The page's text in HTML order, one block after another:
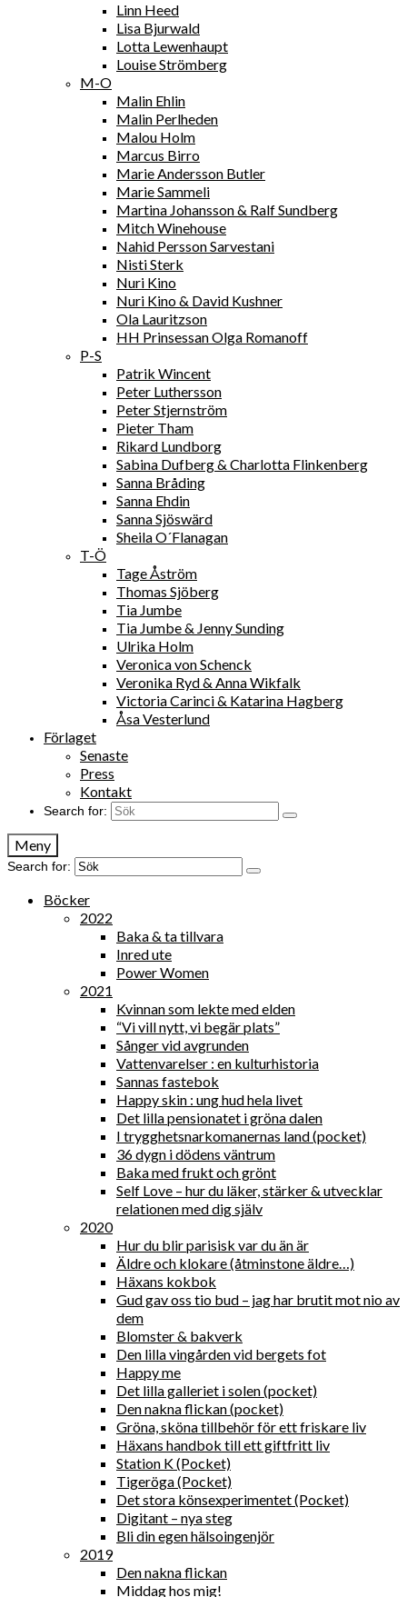
Linn Heed
Lisa Bjurwald
Lotta Lewenhaupt
Louise Strömberg
M-O
Malin Ehlin
Malin Perlheden
Malou Holm
Marcus Birro
Marie Andersson Butler
Marie Sammeli
Martina Johansson & Ralf Sundberg
Mitch Winehouse
Nahid Persson Sarvestani
Nisti Sterk
Nuri Kino
Nuri Kino & David Kushner
Ola Lauritzson
HH Prinsessan Olga Romanoff
P-S
Patrik Wincent
Peter Luthersson
Peter Stjernström
Pieter Tham
Rikard Lundborg
Sabina Dufberg & Charlotta Flinkenberg
Sanna Bråding
Sanna Ehdin
Sanna Sjöswärd
Sheila O´Flanagan
T-Ö
Tage Åström
Thomas Sjöberg
Tia Jumbe
Tia Jumbe & Jenny Sunding
Ulrika Holm
Veronica von Schenck
Veronika Ryd & Anna Wikfalk
Victoria Carinci & Katarina Hagberg
Åsa Vesterlund
Förlaget
Senaste
Press
Kontakt
Search for:
Meny
Search for:
Böcker
2022
Baka & ta tillvara
Inred ute
Power Women
2021
Kvinnan som lekte med elden
“Vi vill nytt, vi begär plats”
Sånger vid avgrunden
Vattenvarelser : en kulturhistoria
Sannas fastebok
Happy skin : ung hud hela livet
Det lilla pensionatet i gröna dalen
I trygghetsnarkomanernas land (pocket)
36 dygn i dödens väntrum
Baka med frukt och grönt
Self Love – hur du läker, stärker & utvecklar
relationen med dig själv
2020
Hur du blir parisisk var du än är
Äldre och klokare (åtminstone äldre…)
Häxans kokbok
Gud gav oss tio bud – jag har brutit mot nio av
dem
Blomster & bakverk
Den lilla vingården vid bergets fot
Happy me
Det lilla galleriet i solen (pocket)
Den nakna flickan (pocket)
Gröna, sköna tillbehör för ett friskare liv
Häxans handbok till ett giftfritt liv
Station K (Pocket)
Tigeröga (Pocket)
Det stora könsexperimentet (Pocket)
Digitant – nya steg
Bli din egen hälsoingenjör
2019
Den nakna flickan
Middag hos mig!